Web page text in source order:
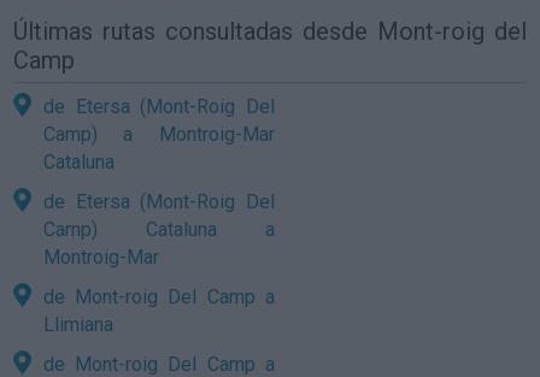
Últimas rutas consultadas desde Mont-roig del
Camp
de Etersa (Mont-Roig Del
Camp) a Montroig-Mar
Cataluna
de Etersa (Mont-Roig Del
Camp) Cataluna a
Montroig-Mar
de Mont-roig Del Camp a
Llimiana
de Mont-roig Del Camp a